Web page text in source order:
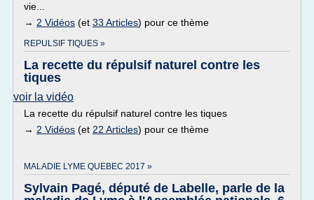
vie...
→ 2 Vidéos (et 33 Articles) pour ce thème
REPULSIF TIQUES »
La recette du répulsif naturel contre les
tiques
voir la vidéo
La recette du répulsif naturel contre les tiques
→ 2 Vidéos (et 22 Articles) pour ce thème
MALADIE LYME QUEBEC 2017 »
Sylvain Pagé, député de Labelle, parle de la